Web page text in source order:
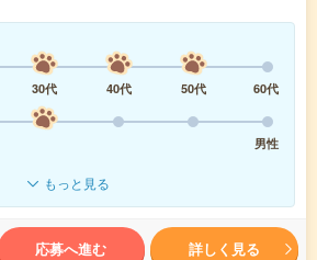
30代 40代 50代
60代
男性
もっと見る
応募へ進む 詳しく見る